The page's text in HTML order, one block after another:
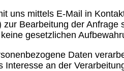
uns mittels E-Mail in
zur Bearbeitung der
gesetzlichen
Daten
Interesse an der